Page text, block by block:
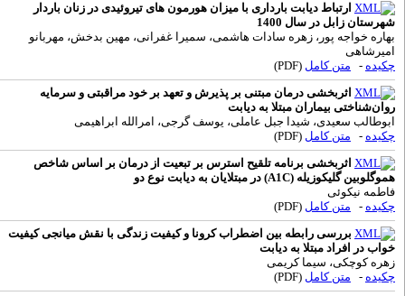
ارتباط دیابت بارداری با میزان هورمون های تیروئیدی در زنان باردار
شهرستان زابل در سال 1400
بهاره خواجه پور، زهره سادات هاشمی، سمیرا غفرانی، مهین بدخش، مهربانو
امیرشاهی
چکیده -متن کامل(PDF)
اثربخشی درمان مبتنی بر پذیرش و تعهد بر خود مراقبتی و سرمایه
روان‌شناختی بیماران مبتلا به دیابت
ابوطالب سعیدی، شیدا جبل عاملی، یوسف گرجی، امرالله ابراهیمی
چکیده -متن کامل(PDF)
اثربخشی برنامه تلقیح استرس بر تبعیت از درمان بر اساس شاخص
هموگلوبین گلیکوزیله (A1C) در مبتلایان به دیابت نوع دو
فاطمه نیکوئی
چکیده -متن کامل(PDF)
بررسی رابطه بین اضطراب کرونا و کیفیت زندگی با نقش میانجی کیفیت
خواب در افراد مبتلا به دیابت
زهره کوچکی، سیما کریمی
چکیده -متن کامل(PDF)